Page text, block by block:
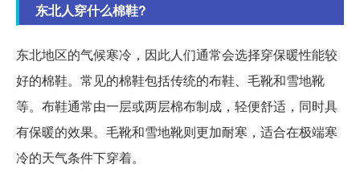
东北人穿什么棉鞋?
东北地区的气候寒冷，因此人们通常会选择穿保暖性能较
好的棉鞋。常见的棉鞋包括传统的布鞋、毛靴和雪地靴
等。布鞋通常由一层或两层棉布制成，轻便舒适，同时具
有保暖的效果。毛靴和雪地靴则更加耐寒，适合在极端寒
冷的天气条件下穿着。